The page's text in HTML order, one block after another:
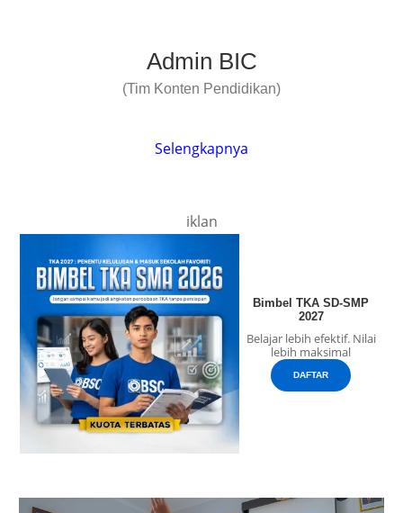
Admin BIC
(Tim Konten Pendidikan)
Selengkapnya
iklan
Bimbel TKA SD-SMP
2027
Belajar lebih efektif. Nilai
lebih maksimal
DAFTAR